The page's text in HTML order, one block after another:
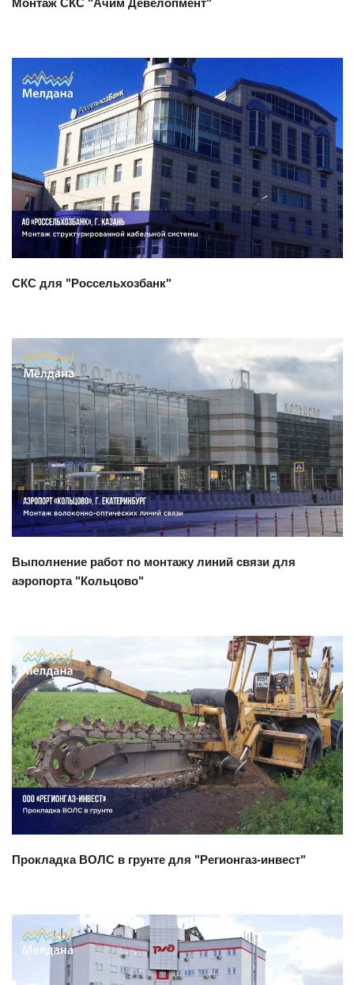
Монтаж СКС "Ачим Девелопмент"
Смотреть проект
СКС для "Россельхозбанк"
Смотреть проект
Выполнение работ по монтажу линий связи для
аэропорта "Кольцово"
Смотреть проект
Прокладка ВОЛС в грунте для "Регионгаз-инвест"